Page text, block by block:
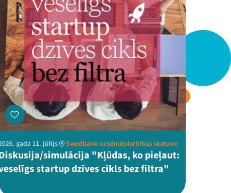
gada 11. jūlijs Swedbank uzņēmējdarbības skatuve
simulācija "Kļūdas, ko pieļaut:
startup dzīves cikls bez filtra"